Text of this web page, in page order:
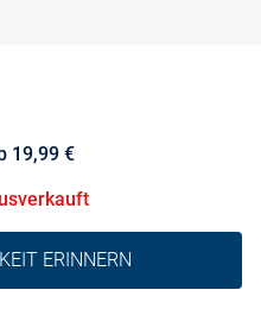
19,99 €
ERINNERN